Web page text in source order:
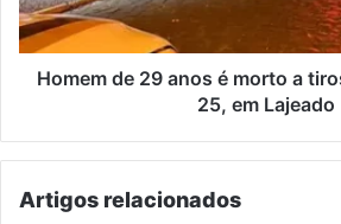
tiros
no
bairro
Homem de 29 anos é morto a
25, em Lajeado
Artigos relacionados